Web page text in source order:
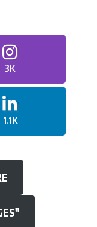
3K
1.1K